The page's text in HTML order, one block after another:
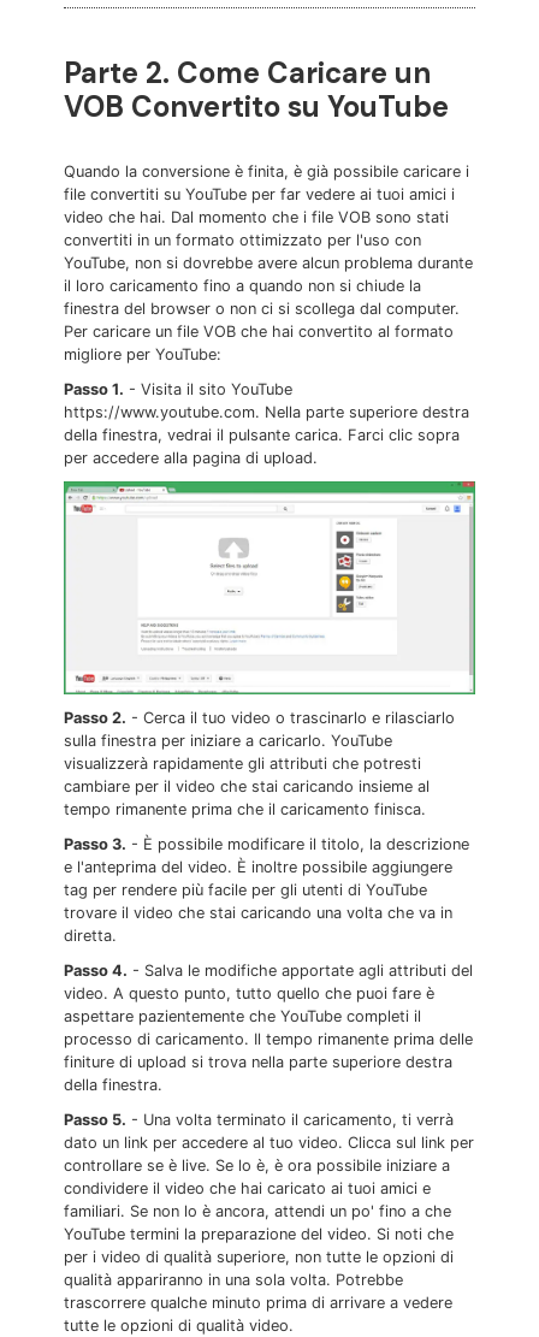
Parte 2. Come Caricare un
VOB Convertito su YouTube
Quando la conversione è finita, è già possibile caricare i
file convertiti su YouTube per far vedere ai tuoi amici i
video che hai. Dal momento che i file VOB sono stati
convertiti in un formato ottimizzato per l'uso con
YouTube, non si dovrebbe avere alcun problema durante
il loro caricamento fino a quando non si chiude la
finestra del browser o non ci si scollega dal computer.
Per caricare un file VOB che hai convertito al formato
migliore per YouTube:
Passo 1. - Visita il sito YouTube
https://www.youtube.com. Nella parte superiore destra
della finestra, vedrai il pulsante carica. Farci clic sopra
per accedere alla pagina di upload.
Passo 2. - Cerca il tuo video o trascinarlo e rilasciarlo
sulla finestra per iniziare a caricarlo. YouTube
visualizzerà rapidamente gli attributi che potresti
cambiare per il video che stai caricando insieme al
tempo rimanente prima che il caricamento finisca.
Passo 3. - È possibile modificare il titolo, la descrizione
e l'anteprima del video. È inoltre possibile aggiungere
tag per rendere più facile per gli utenti di YouTube
trovare il video che stai caricando una volta che va in
diretta.
Passo 4. - Salva le modifiche apportate agli attributi del
video. A questo punto, tutto quello che puoi fare è
aspettare pazientemente che YouTube completi il
processo di caricamento. Il tempo rimanente prima delle
finiture di upload si trova nella parte superiore destra
della finestra.
Passo 5. - Una volta terminato il caricamento, ti verrà
dato un link per accedere al tuo video. Clicca sul link per
controllare se è live. Se lo è, è ora possibile iniziare a
condividere il video che hai caricato ai tuoi amici e
familiari. Se non lo è ancora, attendi un po' fino a che
YouTube termini la preparazione del video. Si noti che
per i video di qualità superiore, non tutte le opzioni di
qualità appariranno in una sola volta. Potrebbe
trascorrere qualche minuto prima di arrivare a vedere
tutte le opzioni di qualità video.